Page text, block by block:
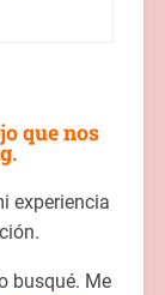
que nos
experiencia
busqué. Me